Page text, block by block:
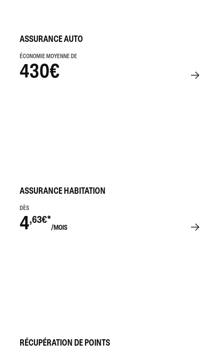
ASSURANCE AUTO
ÉCONOMIE MOYENNE DE
430€
ASSURANCE HABITATION
DÈS
4,63€*
/MOIS
RÉCUPÉRATION DE POINTS